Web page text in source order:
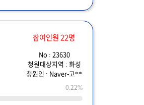
참여인원 22명
No : 23630
청원대상지역 : 화성
청원인 : Naver-고**
0.22%